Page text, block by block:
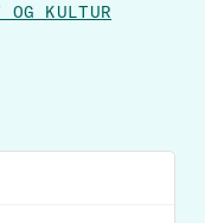
OG KULTUR